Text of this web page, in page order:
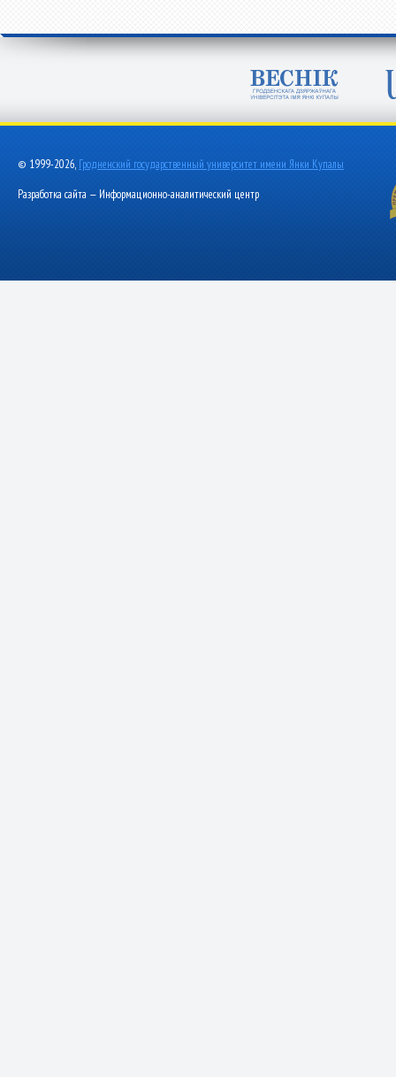
© 1999-2026, Гродненский государственный университет имени Янки Купалы
Разработка сайта — Информационно-аналитический центр